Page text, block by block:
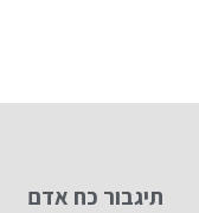
תיגבור כח אדם